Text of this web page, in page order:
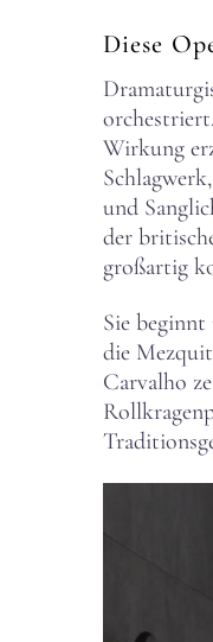
Diese
Wirkung
und
der
großartig
Sie
die
Carvalho